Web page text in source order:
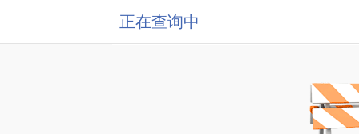
正在查询中